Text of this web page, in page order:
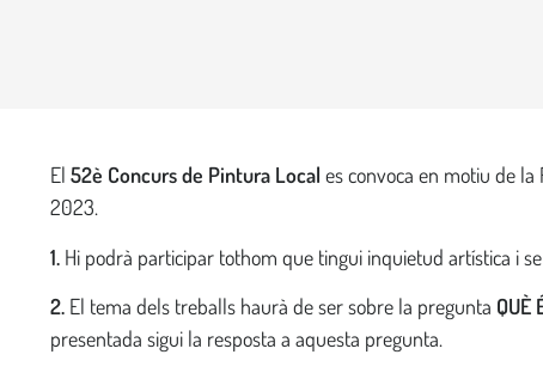
El 52è Concurs de Pintura Local es convoca en motiu de la
2023.
1. Hi podrà participar tothom que tingui inquietud artística i
2. El tema dels treballs haurà de ser sobre la pregunta QUÈ
presentada sigui la resposta a aquesta pregunta.